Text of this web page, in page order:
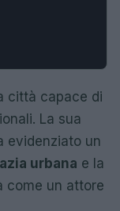
città capace di
La sua
evidenziato un
urbana e la
come un attore